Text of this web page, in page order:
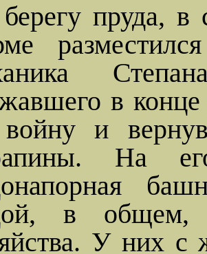
пруда, в
в
и
На
в общем,
У них с